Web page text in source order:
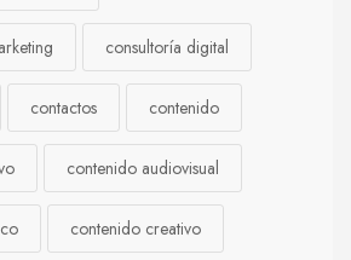
consultoría digital
contactos contenido
contenido audiovisual
contenido creativo